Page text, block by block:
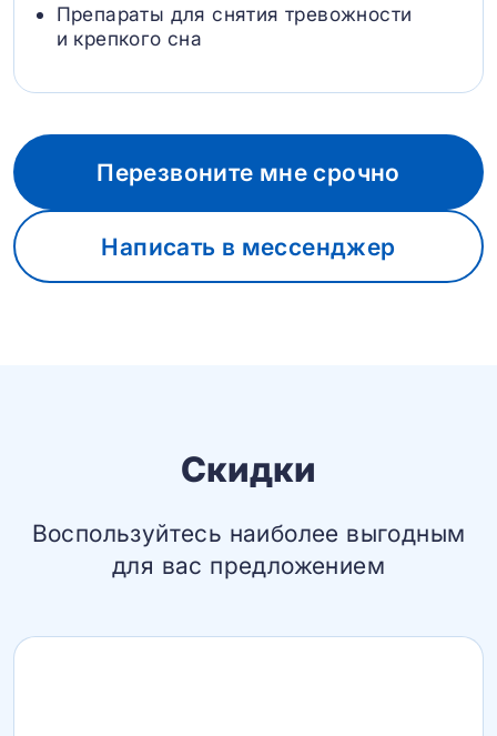
Препараты для снятия тревожности
и крепкого сна
Перезвоните мне срочно
Написать в мессенджер
Скидки
Воспользуйтесь наиболее выгодным
для вас предложением